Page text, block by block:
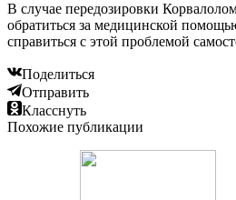
В случае передозировки
обратиться за медицинской
справиться с этой проблемой
Поделиться
Отправить
Класснуть
Похожие публикации